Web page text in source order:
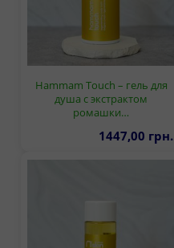
Hammam Touch – гель для
душа с экстрактом
ромашки…
1447,00 грн.